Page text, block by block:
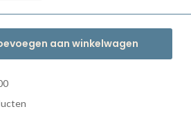
aan winkelwagen